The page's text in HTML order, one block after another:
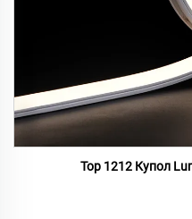
Top 1212 Купол